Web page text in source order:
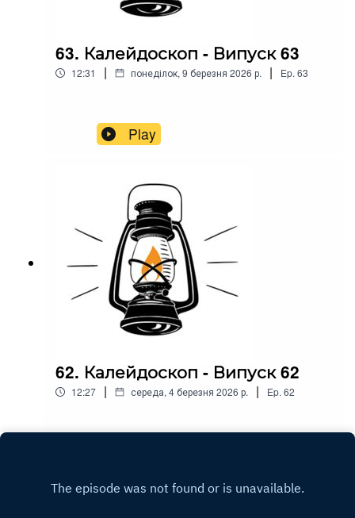
63. Калейдоскоп - Випуск 63
12:31 | понеділок, 9 березня 2026 р. | Ep. 63
Play
62. Калейдоскоп - Випуск 62
12:27 | середа, 4 березня 2026 р. | Ep. 62